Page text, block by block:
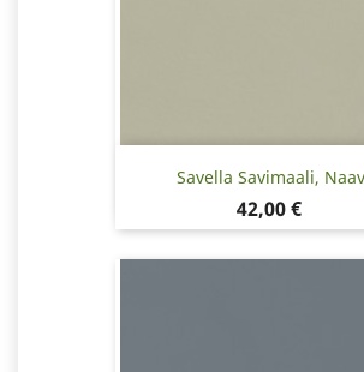
Savella Savimaali,
Hinta
42,00 €